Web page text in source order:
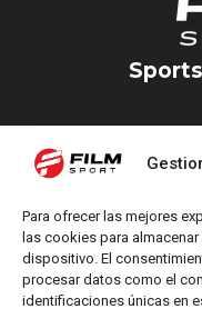
Para ofrecer las mejores
las cookies para
dispositivo. El
procesar datos como el
identificaciones únicas en
Torrent
M: